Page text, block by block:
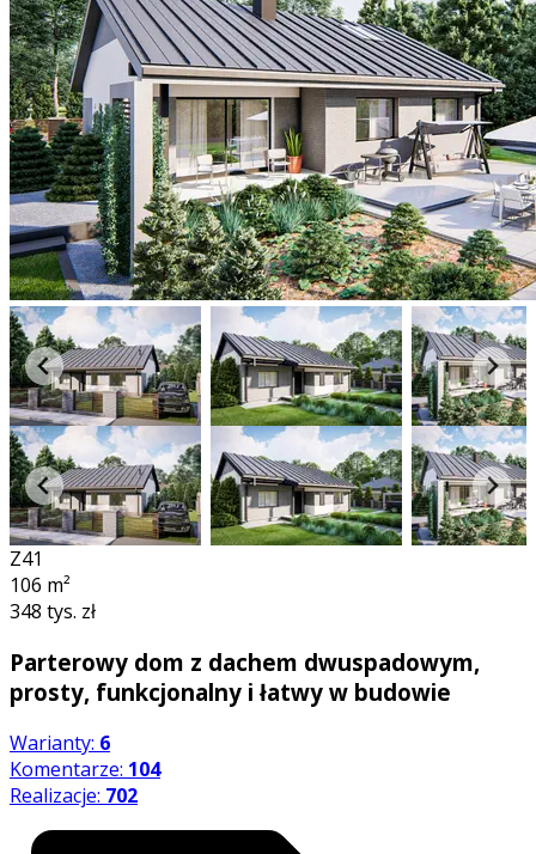
Z41
106 m²
348 tys. zł
Parterowy dom z dachem dwuspadowym,
prosty, funkcjonalny i łatwy w budowie
Warianty: 6
Komentarze: 104
Realizacje: 702